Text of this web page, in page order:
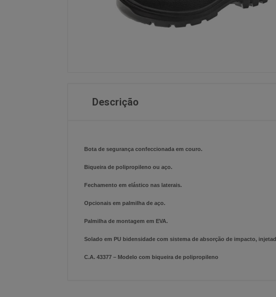
Descrição
Bota de segurança confeccionada em couro.
Biqueira de polipropileno ou aço.
Fechamento em elástico nas laterais.
Opcionais em palmilha de aço.
Palmilha de montagem em EVA.
Solado em PU bidensidade com sistema de absorção de impacto,
C.A. 43377 – Modelo com biqueira de polipropileno